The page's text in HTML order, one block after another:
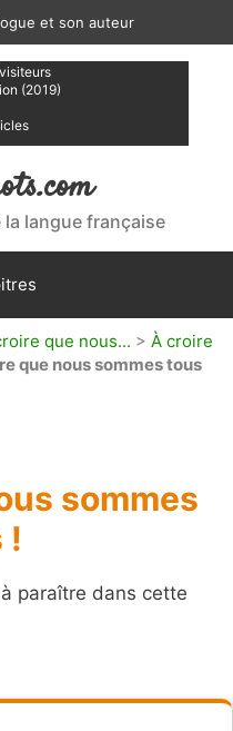
et son auteur
(2019)
langue française
que nous... > À croire
que nous sommes tous
sommes
!
paraître dans cette